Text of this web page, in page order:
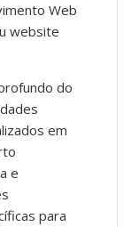
Web
website
do
em
e
para